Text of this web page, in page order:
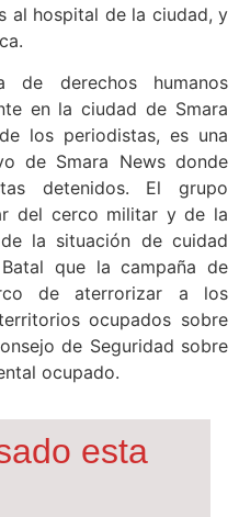
al hospital de la ciudad, y
de derechos humanos
en la ciudad de Smara
los periodistas, es una
de Smara News donde
detenidos. El grupo
del cerco militar y de la
la situación de cuidad
que la campaña de
de aterrorizar a los
ocupados sobre
de Seguridad sobre
ocupado.
esta